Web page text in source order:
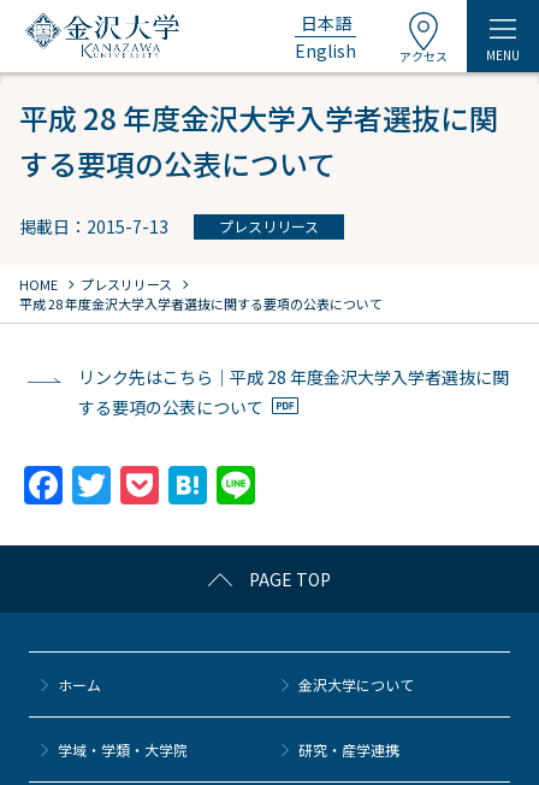
日本語
English
アクセス MENU
平成 28 年度金沢大学入学者選抜に関
する要項の公表について
掲載日：2015-7-13 プレスリリース
HOME chevron_right プレスリリース chevron_right
平成 28 年度金沢大学入学者選抜に関する要項の公表について
リンク先はこちら｜平成 28 年度金沢大学入学者選抜に関
する要項の公表について
F
c
e
b
o
o
k
T
itt
er
P
c
k
et
H
e
n
a
e
PAGE TOP
ホーム 金沢大学について
学域・学類・大学院 研究・産学連携